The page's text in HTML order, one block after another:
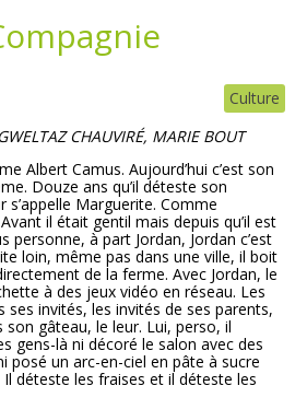
Culture
CHAUVIRÉ, MARIE BOUT
Albert Camus. Aujourd’hui c’est son
Douze ans qu’il déteste son
Marguerite. Comme
il était gentil mais depuis qu’il est
personne, à part Jordan, Jordan c’est
loin, même pas dans une ville, il boit
de la ferme. Avec Jordan, le
à des jeux vidéo en réseau. Les
ses invités, les invités de ses parents,
gâteau, le leur. Lui, perso, il
gens-là ni décoré le salon avec des
posé un arc-en-ciel en pâte à sucre
déteste les fraises et il déteste les